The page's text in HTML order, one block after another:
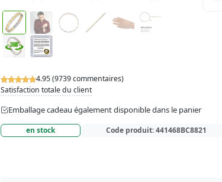
4.95 (9739 commentaires)
Satisfaction totale du client
Emballage cadeau également disponible dans le panier
en stock Code produit:441468BC8821